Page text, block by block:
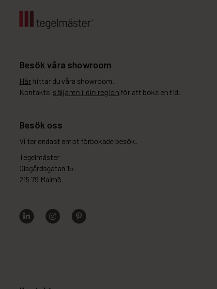
Besök våra showroom
Här hittar du våra showroom.
Kontakta säljaren i din region för att boka en tid.
Besök oss
Vi tar endast emot förbokade besök.
Tegelmäster
Olsgårdsgatan 15
215 79 Malmö